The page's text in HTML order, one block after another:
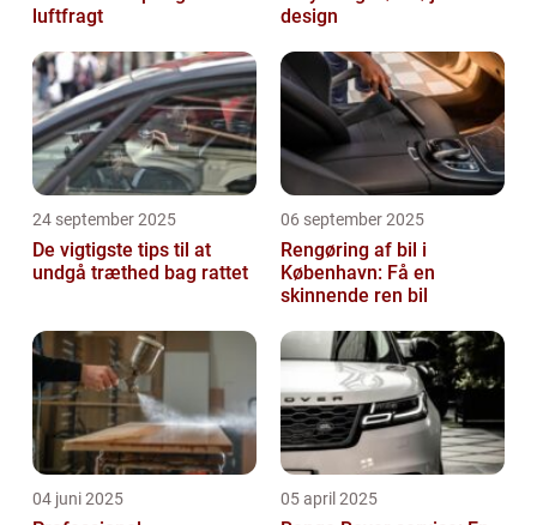
luftfragt
design
24 september 2025
De vigtigste tips til at
undgå træthed bag rattet
06 september 2025
Rengøring af bil i
København: Få en
skinnende ren bil
04 juni 2025 05 april 2025